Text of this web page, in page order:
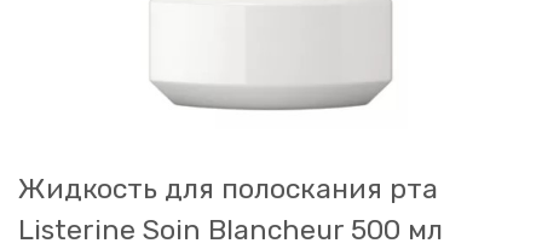
Жидкость для полоскания рта
Listerine Soin Blancheur 500 мл